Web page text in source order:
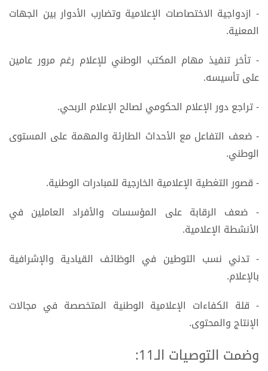
- ازدواجية الاختصاصات الإعلامية وتضارب الأدوار بين الجهات
المعنية.
- تأخر تنفيذ مهام المكتب الوطني للإعلام رغم مرور عامين
على تأسيسه.
- تراجع دور الإعلام الحكومي لصالح الإعلام الربحي.
- ضعف التفاعل مع الأحداث الطارئة والمهمة على المستوى
الوطني.
- قصور التغطية الإعلامية الخارجية للمبادرات الوطنية.
- ضعف الرقابة على المؤسسات والأفراد العاملين في
الأنشطة الإعلامية.
- تدني نسب التوطين في الوظائف القيادية والإشرافية
بالإعلام.
- قلة الكفاءات الإعلامية الوطنية المتخصصة في مجالات
الإنتاج والمحتوى.
وضمت التوصيات الـ11: